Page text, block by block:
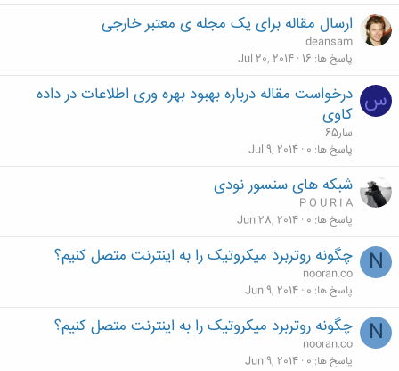
ارسال مقاله برای یک مجله ی معتبر خارجی
deansam
پاسخ ها 16
Jul 20, 2014
س درخواست مقاله درباره بهبود بهره وری اطلاعات در داده
کاوی
سار65
پاسخ ها 0
Jul 9, 2014
شبکه های سنسور نودی‎
P O U R I A
پاسخ ها 0
Jun 28, 2014
N چگونه روتربرد میکروتیک را به اینترنت متصل کنیم؟
nooran.co
پاسخ ها 0
Jun 9, 2014
N چگونه روتربرد میکروتیک را به اینترنت متصل کنیم؟
nooran.co
پاسخ ها 0
Jun 9, 2014